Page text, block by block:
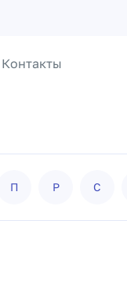
Контакты
П Р С